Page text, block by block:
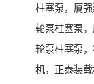
柱塞泵，厦
轮泵柱塞泵
轮泵柱塞泵
机，正泰装